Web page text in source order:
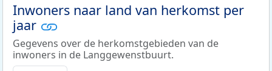
Inwoners naar land van herkomst per
jaar
Gegevens over de herkomstgebieden van de
inwoners in de Langgewenstbuurt.